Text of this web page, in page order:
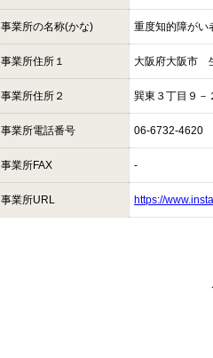
事業所の名称(かな) 重度知的障がい
事業所住所１ 大阪府大阪市
事業所住所２ 巽東３丁目９
事業所電話番号 06-6732-4620
事業所FAX -
事業所URL https://